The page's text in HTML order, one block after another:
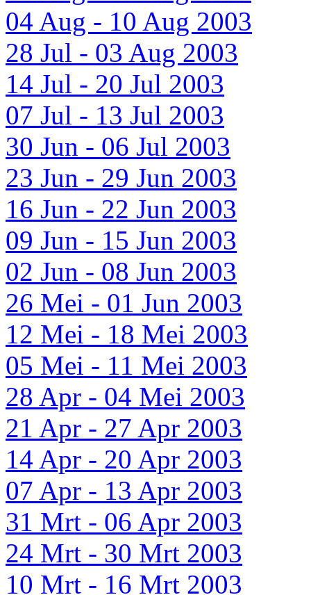
04 Aug - 10 Aug 2003
28 Jul - 03 Aug 2003
14 Jul - 20 Jul 2003
07 Jul - 13 Jul 2003
30 Jun - 06 Jul 2003
23 Jun - 29 Jun 2003
16 Jun - 22 Jun 2003
09 Jun - 15 Jun 2003
02 Jun - 08 Jun 2003
26 Mei - 01 Jun 2003
12 Mei - 18 Mei 2003
05 Mei - 11 Mei 2003
28 Apr - 04 Mei 2003
21 Apr - 27 Apr 2003
14 Apr - 20 Apr 2003
07 Apr - 13 Apr 2003
31 Mrt - 06 Apr 2003
24 Mrt - 30 Mrt 2003
10 Mrt - 16 Mrt 2003